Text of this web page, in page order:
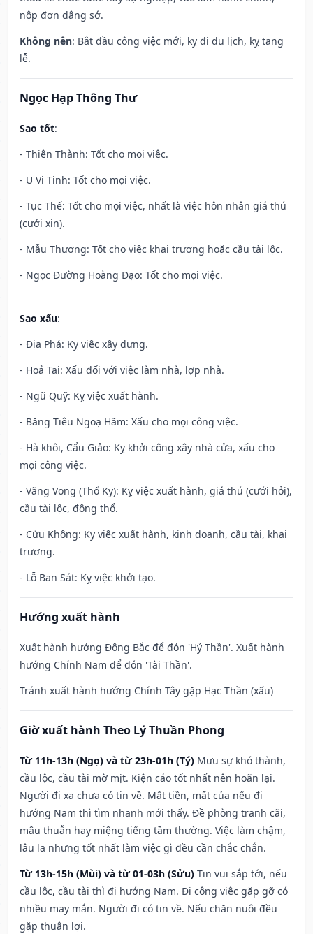
nộp đơn dâng sớ.
Không nên: Bắt đầu công việc mới, kỵ đi du lịch, kỵ tang
lễ.
Ngọc Hạp Thông Thư
Sao tốt:
- Thiên Thành: Tốt cho mọi việc.
- U Vi Tinh: Tốt cho mọi việc.
- Tục Thế: Tốt cho mọi việc, nhất là việc hôn nhân giá thú
(cưới xin).
- Mẫu Thương: Tốt cho việc khai trương hoặc cầu tài lộc.
- Ngọc Đường Hoàng Đạo: Tốt cho mọi việc.
Sao xấu:
- Địa Phá: Kỵ việc xây dựng.
- Hoả Tai: Xấu đối với việc làm nhà, lợp nhà.
- Ngũ Quỹ: Kỵ việc xuất hành.
- Băng Tiêu Ngoạ Hãm: Xấu cho mọi công việc.
- Hà khôi, Cẩu Giảo: Kỵ khởi công xây nhà cửa, xấu cho
mọi công việc.
- Vãng Vong (Thổ Kỵ): Kỵ việc xuất hành, giá thú (cưới hỏi),
cầu tài lộc, động thổ.
- Cửu Không: Kỵ việc xuất hành, kinh doanh, cầu tài, khai
trương.
- Lỗ Ban Sát: Kỵ việc khởi tạo.
Hướng xuất hành
Xuất hành hướng Đông Bắc để đón 'Hỷ Thần'. Xuất hành
hướng Chính Nam để đón 'Tài Thần'.
Tránh xuất hành hướng Chính Tây gặp Hạc Thần (xấu)
Giờ xuất hành Theo Lý Thuần Phong
Từ 11h-13h (Ngọ) và từ 23h-01h (Tý) Mưu sự khó thành,
cầu lộc, cầu tài mờ mịt. Kiện cáo tốt nhất nên hoãn lại.
Người đi xa chưa có tin về. Mất tiền, mất của nếu đi
hướng Nam thì tìm nhanh mới thấy. Đề phòng tranh cãi,
mâu thuẫn hay miệng tiếng tầm thường. Việc làm chậm,
lâu la nhưng tốt nhất làm việc gì đều cần chắc chắn.
Từ 13h-15h (Mùi) và từ 01-03h (Sửu) Tin vui sắp tới, nếu
cầu lộc, cầu tài thì đi hướng Nam. Đi công việc gặp gỡ có
nhiều may mắn. Người đi có tin về. Nếu chăn nuôi đều
gặp thuận lợi.